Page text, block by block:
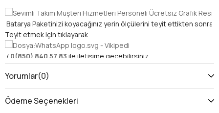
Batarya Paketinizi koyacağınız yerin ölçülerini teyit ettikten sonra
Teyit etmek için tıklayarak
/ 0(850) 840 57 83 ile iletişime geçebilirsiniz.
Bu Batarya Paketi Cihazıma Uyacak Mı?
Yorumlar(0)
Ödeme Seçenekleri